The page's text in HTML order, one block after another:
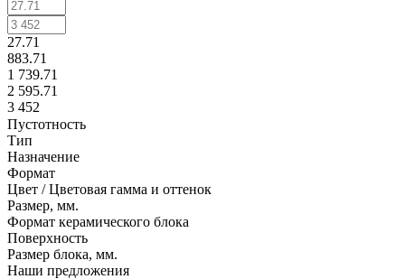
27.71
883.71
1 739.71
2 595.71
3 452
Пустотность
Тип
Назначение
Формат
Цвет / Цветовая гамма и оттенок
Размер, мм.
Формат керамического блока
Поверхность
Размер блока, мм.
Наши предложения